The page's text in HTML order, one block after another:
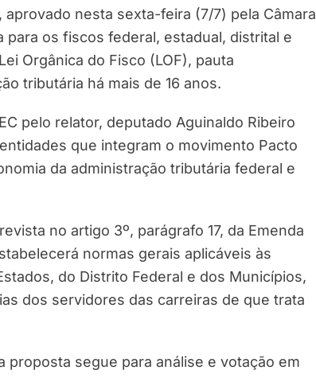
nesta sexta-feira (7/7) pela Câmara
os fiscos federal, estadual, distrital e
Orgânica do Fisco (LOF), pauta
tributária há mais de 16 anos.
pelo relator, deputado Aguinaldo Ribeiro
que integram o movimento Pacto
da administração tributária federal e
no artigo 3º, parágrafo 17, da Emenda
normas gerais aplicáveis às
do Distrito Federal e dos Municípios,
dos servidores das carreiras de que trata
proposta segue para análise e votação em